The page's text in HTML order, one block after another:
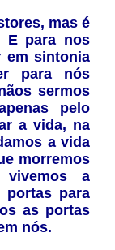
mas é
E para nos
em sintonia
para nós
sermos
pelo
a vida, na
a vida
morremos
a
portas para
as portas
nós.